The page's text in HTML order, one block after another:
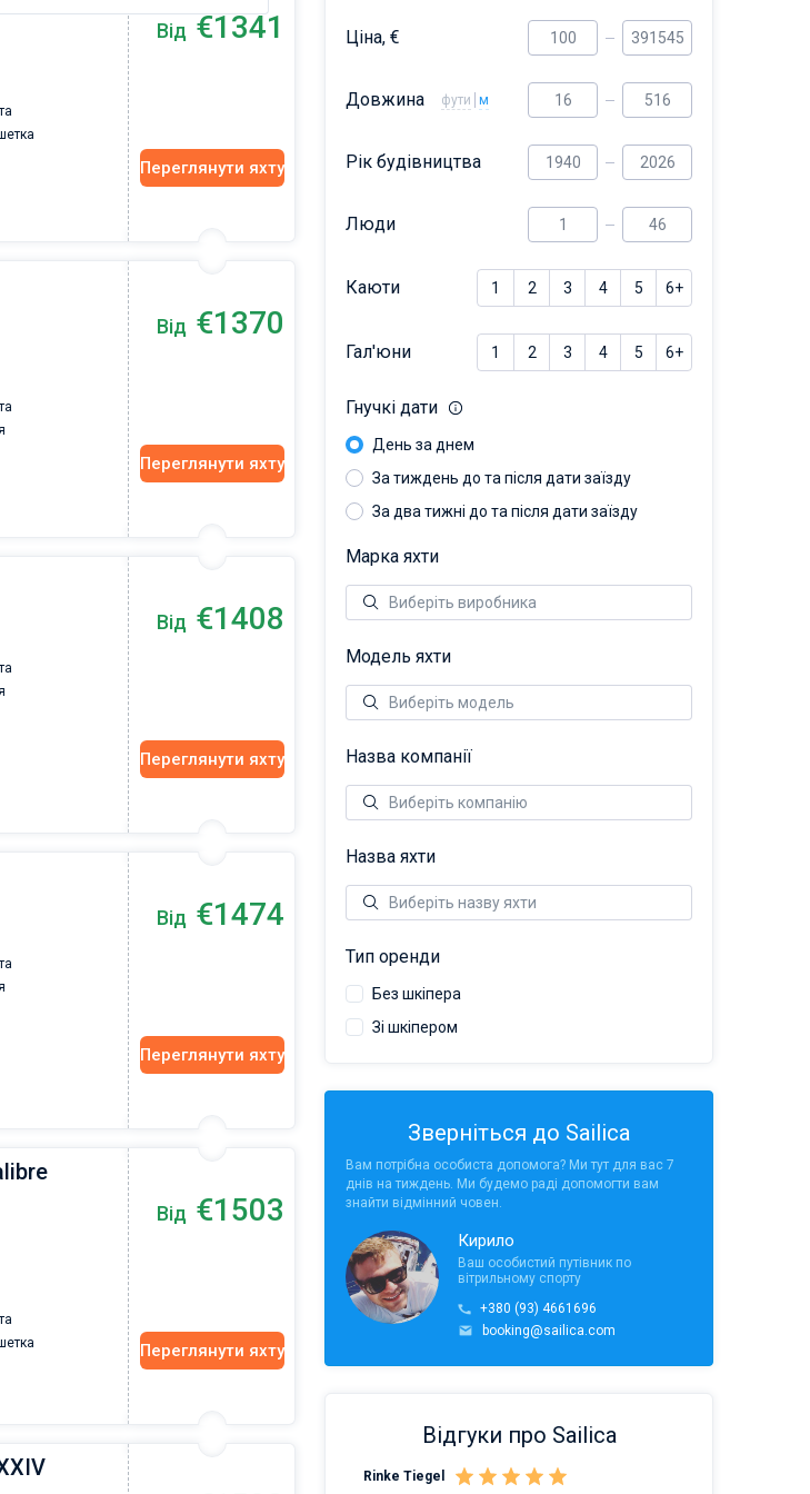
Від €1341
Переглянути яхту
Від €1370
Переглянути яхту
Від €1408
Переглянути яхту
Від €1474
Переглянути яхту
Від €1503
Переглянути яхту
Ціна, €
Довжина фути м
Рік будівництва
Люди
Каюти 1 2 3 4 5 6+
Гал'юни 1 2 3 4 5 6+
Гнучкі дати
День за днем
За тиждень до та після дати заїзду
За два тижні до та після дати заїзду
Марка яхти
Модель яхти
Назва компанії
Назва яхти
Тип оренди
Без шкіпера
Зі шкіпером
Зверніться до Sailica
Вам потрібна особиста допомога? Ми тут для вас 7
днів на тиждень. Ми будемо раді допомогти вам
знайти відмінний човен.
Кирило
Ваш особистий путівник по
вітрильному спорту
+380 (93) 4661696
booking@sailica.com
Відгуки про Sailica
Vadim Rogovskiy
Rinke Tiegel